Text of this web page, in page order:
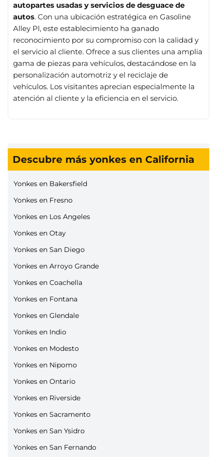
autopartes usadas y servicios de desguace de
autos. Con una ubicación estratégica en Gasoline
Alley Pl, este establecimiento ha ganado
reconocimiento por su compromiso con la calidad y
el servicio al cliente. Ofrece a sus clientes una amplia
gama de piezas para vehículos, destacándose en la
personalización automotriz y el reciclaje de
vehículos. Los visitantes aprecian especialmente la
atención al cliente y la eficiencia en el servicio.
Descubre más yonkes en California
Yonkes en Bakersfield
Yonkes en Fresno
Yonkes en Los Angeles
Yonkes en Otay
Yonkes en San Diego
Yonkes en Arroyo Grande
Yonkes en Coachella
Yonkes en Fontana
Yonkes en Glendale
Yonkes en Indio
Yonkes en Modesto
Yonkes en Nipomo
Yonkes en Ontario
Yonkes en Riverside
Yonkes en Sacramento
Yonkes en San Ysidro
Yonkes en San Fernando